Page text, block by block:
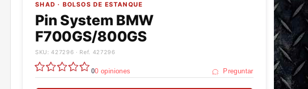
SHAD · BOLSOS DE ESTANQUE
Pin System BMW
F700GS/800GS
SKU: 427296 · Ref. 427296
00 opiniones Preguntar